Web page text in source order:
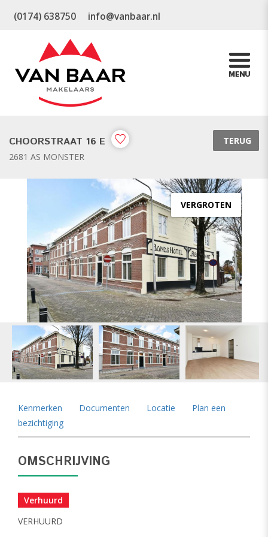
(0174) 638750 info@vanbaar.nl
CHOORSTRAAT 16 E
2681 AS MONSTER
TERUG
vorige
VERGROTEN
vorige
Kenmerken Documenten Locatie
Plan een
bezichtiging
OMSCHRIJVING
Verhuurd
VERHUURD